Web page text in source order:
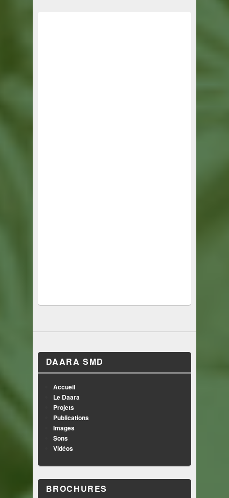
DAARA SMD
Accueil
Le Daara
Projets
Publications
Images
Sons
Vidéos
BROCHURES